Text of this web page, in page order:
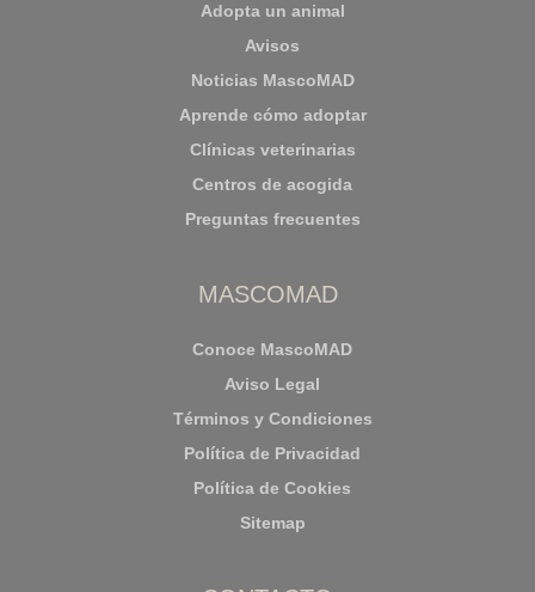
Adopta un animal
Avisos
Noticias MascoMAD
Aprende cómo adoptar
Clínicas veterinarias
Centros de acogida
Preguntas frecuentes
MASCOMAD
Conoce MascoMAD
Aviso Legal
Términos y Condiciones
Política de Privacidad
Política de Cookies
Sitemap